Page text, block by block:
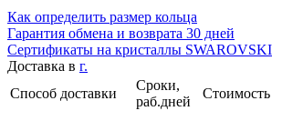
Как определить размер кольца
Гарантия обмена и возврата 30 дней
Сертификаты на кристаллы SWAROVSKI
Доставка в г.
Способ доставки
Сроки,
раб.дней
Стоимость